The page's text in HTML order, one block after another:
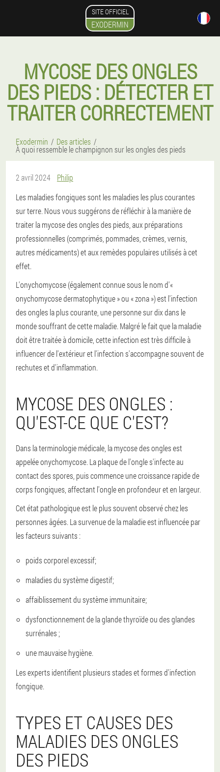
SITE OFFICIEL
EXODERMIN
MYCOSE DES ONGLES
DES PIEDS : DÉTECTER ET
TRAITER CORRECTEMENT
Exodermin Des articles
À quoi ressemble le champignon sur les ongles des pieds
2 avril 2024
Philip
Les maladies fongiques sont les maladies les plus courantes
sur terre. Nous vous suggérons de réfléchir à la manière de
traiter la mycose des ongles des pieds, aux préparations
professionnelles (comprimés, pommades, crèmes, vernis,
autres médicaments) et aux remèdes populaires utilisés à cet
effet.
L'onychomycose (également connue sous le nom d'«
onychomycose dermatophytique » ou « zona ») est l'infection
des ongles la plus courante, une personne sur dix dans le
monde souffrant de cette maladie. Malgré le fait que la maladie
doit être traitée à domicile, cette infection est très difficile à
influencer de l'extérieur et l'infection s'accompagne souvent de
rechutes et d'inflammation.
MYCOSE DES ONGLES :
QU'EST-CE QUE C'EST?
Dans la terminologie médicale, la mycose des ongles est
appelée onychomycose. La plaque de l'ongle s'infecte au
contact des spores, puis commence une croissance rapide de
corps fongiques, affectant l'ongle en profondeur et en largeur.
Cet état pathologique est le plus souvent observé chez les
personnes âgées. La survenue de la maladie est influencée par
les facteurs suivants :
poids corporel excessif;
maladies du système digestif;
affaiblissement du système immunitaire;
dysfonctionnement de la glande thyroïde ou des glandes
surrénales ;
une mauvaise hygiène.
Les experts identifient plusieurs stades et formes d'infection
fongique.
TYPES ET CAUSES DES
MALADIES DES ONGLES
DES PIEDS